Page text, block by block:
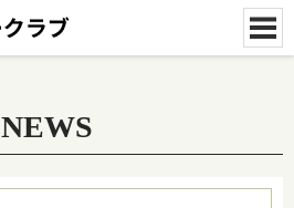
NEWS